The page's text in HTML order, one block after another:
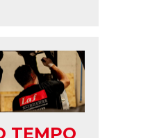
TEMPO